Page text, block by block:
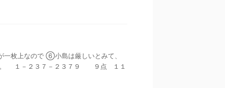
枚上なので ⑥小島は厳しいとみて、
る。 １－２３７－２３７９ ９点 １１